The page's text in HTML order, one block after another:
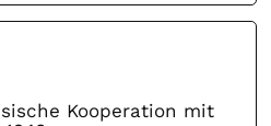
Kooperation mit